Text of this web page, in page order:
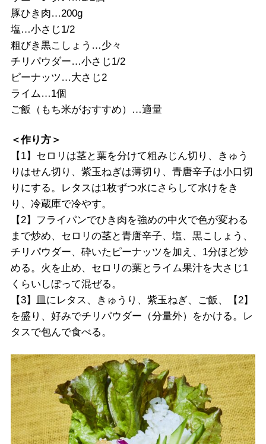
豚ひき肉…200g
塩…小さじ1/2
粗びき黒こしょう…少々
チリパウダー…小さじ1/2
ピーナッツ…大さじ2
ライム…1個
ご飯（もち米がおすすめ）…適量
＜作り方＞
【1】セロリは茎と葉を分けて粗みじん切り、きゅう
りはせん切り、紫玉ねぎは薄切り、青唐辛子は小口切
りにする。レタスは1枚ずつ水にさらして水けをき
り、冷蔵庫で冷やす。
【2】フライパンでひき肉を強めの中火で色が変わる
まで炒め、セロリの茎と青唐辛子、塩、黒こしょう、
チリパウダー、砕いたピーナッツを加え、1分ほど炒
める。火を止め、セロリの葉とライム果汁を大さじ1
くらいしぼって混ぜる。
【3】皿にレタス、きゅうり、紫玉ねぎ、ご飯、【2】
を盛り、好みでチリパウダー（分量外）をかける。レ
タスで包んで食べる。